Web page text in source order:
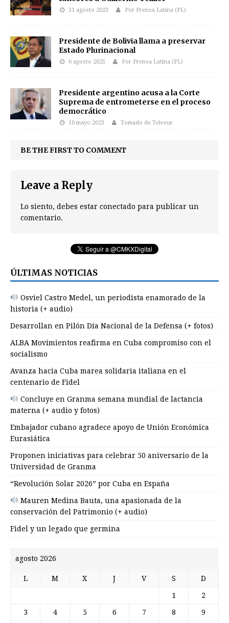
31 agosto 2023 Por Prensa Latina (PL)
Presidente de Bolivia llama a preservar
Estado Plurinacional
6 agosto 2025 Por Prensa Latina (PL)
Presidente argentino acusa a la Corte
Suprema de entrometerse en el proceso
democrático
10 mayo 2023 Tomado de Telesur
BE THE FIRST TO COMMENT
Leave a Reply
Lo siento, debes estar conectado para publicar un
comentario.
ÚLTIMAS NOTICIAS
Osviel Castro Medel, un periodista enamorado de la
historia (+ audio)
Desarrollan en Pilón Día Nacional de la Defensa (+ fotos)
ALBA Movimientos reafirma en Cuba compromiso con el
socialismo
Avanza hacia Cuba marea solidaria italiana en el
centenario de Fidel
Concluye en Granma semana mundial de lactancia
materna (+ audio y fotos)
Embajador cubano agradece apoyo de Unión Económica
Eurasiática
Proponen iniciativas para celebrar 50 aniversario de la
Universidad de Granma
“Revolución Solar 2026” por Cuba en España
Mauren Medina Bauta, una apasionada de la
conservación del Patrimonio (+ audio)
Fidel y un legado que germina
agosto 2026
L M X J V S D
1 2
3 4 5 6 7 8 9